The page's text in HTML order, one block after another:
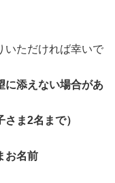
いただければ幸いで
に添えない場合があ
ま2名まで）
お名前